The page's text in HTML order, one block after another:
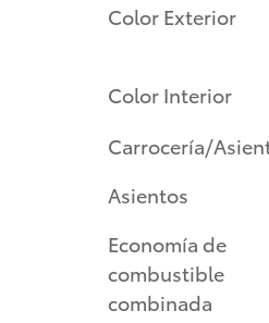
Color Exterior
Color Interior
Carrocería/
Asientos
Economía de
combustible
combinada